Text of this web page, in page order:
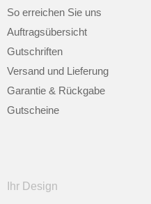
So erreichen Sie uns
Auftragsübersicht
Gutschriften
Versand und Lieferung
Garantie & Rückgabe
Gutscheine
Ihr Design